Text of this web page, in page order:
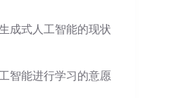
成式人工智能的现状
智能进行学习的意愿